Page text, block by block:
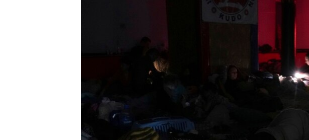
POPLAVE I KLIZIŠTA U BIH 2024.